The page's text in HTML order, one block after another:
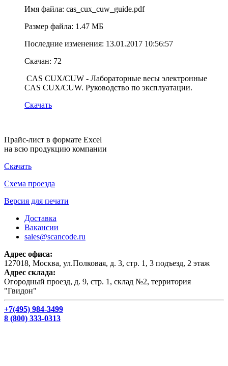
Имя файла: cas_cux_cuw_guide.pdf
Размер файла: 1.47 МБ
Последние изменения: 13.01.2017 10:56:57
Скачан: 72
CAS CUX/CUW - Лабораторные весы электронные
CAS CUX/CUW. Руководство по эксплуатации.
Скачать
Прайс-лист в формате Excel
на всю продукцию компании
Скачать
Схема проезда
Версия для печати
Доставка
Вакансии
sales@scancode.ru
Адрес офиса:
127018, Москва, ул.Полковая, д. 3, стр. 1, 3 подъезд, 2 этаж
Адрес склада:
Огородный проезд, д. 9, стр. 1, склад №2, территория
"Гвидон"
+7(495) 984-3499
8 (800) 333-0313